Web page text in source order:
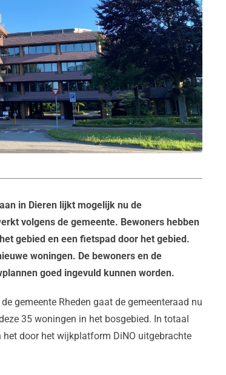
in Dieren lijkt mogelijk nu de
volgens de gemeente. Bewoners hebben
gebied en een fietspad door het gebied.
woningen. De bewoners en de
goed ingevuld kunnen worden.
gemeente Rheden gaat de gemeenteraad nu
35 woningen in het bosgebied. In totaal
door het wijkplatform DiNO uitgebrachte